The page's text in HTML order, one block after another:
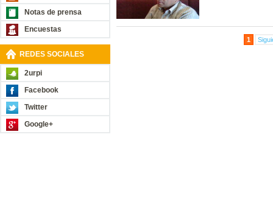
Notas de prensa
Encuestas
REDES SOCIALES
2urpi
Facebook
Twitter
Google+
1